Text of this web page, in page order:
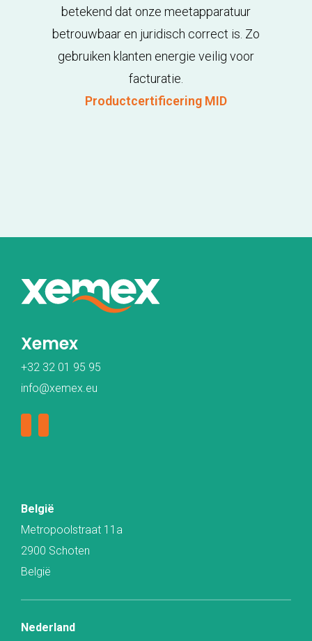
betekend dat onze meetapparatuur
betrouwbaar en juridisch correct is. Zo
gebruiken klanten energie veilig voor
facturatie.
Productcertificering MID
Xemex
+32 32 01 95 95
info@xemex.eu
België
Metropoolstraat 11a
2900 Schoten
België
Nederland